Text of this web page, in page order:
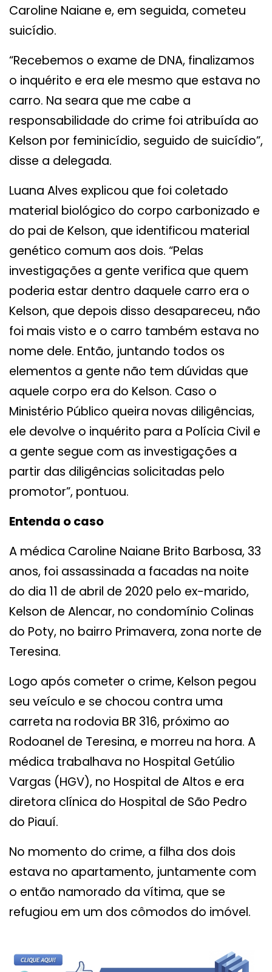
Caroline Naiane e, em seguida, cometeu
suicídio.
“Recebemos o exame de DNA, finalizamos
o inquérito e era ele mesmo que estava no
carro. Na seara que me cabe a
responsabilidade do crime foi atribuída ao
Kelson por feminicídio, seguido de suicídio”,
disse a delegada.
Luana Alves explicou que foi coletado
material biológico do corpo carbonizado e
do pai de Kelson, que identificou material
genético comum aos dois. “Pelas
investigações a gente verifica que quem
poderia estar dentro daquele carro era o
Kelson, que depois disso desapareceu, não
foi mais visto e o carro também estava no
nome dele. Então, juntando todos os
elementos a gente não tem dúvidas que
aquele corpo era do Kelson. Caso o
Ministério Público queira novas diligências,
ele devolve o inquérito para a Polícia Civil e
a gente segue com as investigações a
partir das diligências solicitadas pelo
promotor”, pontuou.
Entenda o caso
A médica Caroline Naiane Brito Barbosa, 33
anos, foi assassinada a facadas na noite
do dia 11 de abril de 2020 pelo ex-marido,
Kelson de Alencar, no condomínio Colinas
do Poty, no bairro Primavera, zona norte de
Teresina.
Logo após cometer o crime, Kelson pegou
seu veículo e se chocou contra uma
carreta na rodovia BR 316, próximo ao
Rodoanel de Teresina, e morreu na hora. A
médica trabalhava no Hospital Getúlio
Vargas (HGV), no Hospital de Altos e era
diretora clínica do Hospital de São Pedro
do Piauí.
No momento do crime, a filha dos dois
estava no apartamento, juntamente com
o então namorado da vítima, que se
refugiou em um dos cômodos do imóvel.